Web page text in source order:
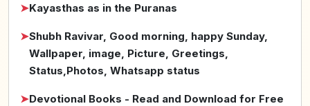
➤Kayasthas as in the Puranas
➤Shubh Ravivar, Good morning, happy Sunday,
Wallpaper, image, Picture, Greetings,
Status,Photos, Whatsapp status
➤Devotional Books - Read and Download for Free